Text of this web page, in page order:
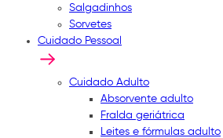
Salgadinhos
Sorvetes
Cuidado Pessoal
Cuidado Adulto
Absorvente adulto
Fralda geriátrica
Leites e fórmulas adulto